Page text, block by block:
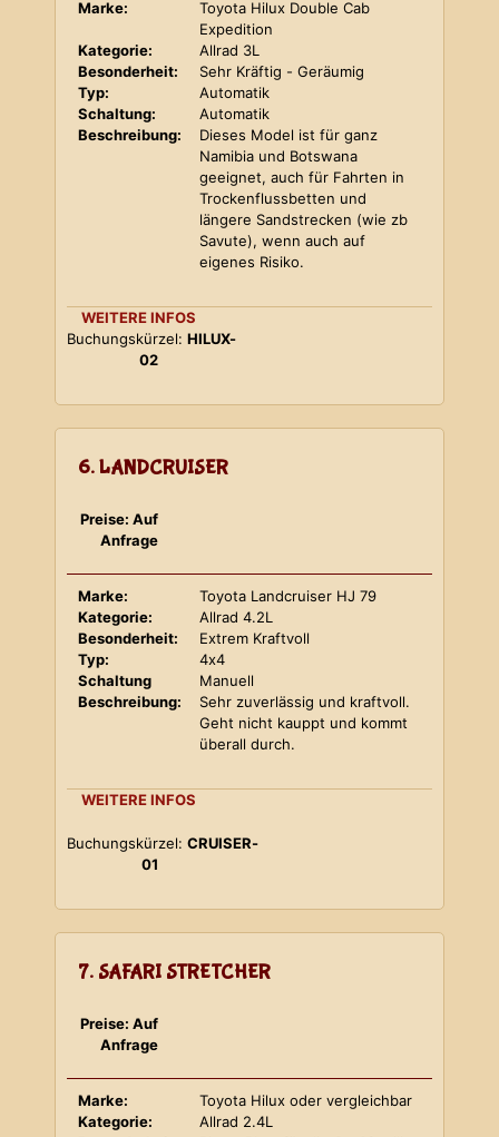
Marke:
Toyota Hilux Double Cab
Expedition
Kategorie:
Allrad 3L
Besonderheit:
Sehr Kräftig - Geräumig
Typ:
Automatik
Schaltung:
Automatik
Beschreibung:
Dieses Model ist für ganz
Namibia und Botswana
geeignet, auch für Fahrten in
Trockenflussbetten und
längere Sandstrecken (wie zb
Savute), wenn auch auf
eigenes Risiko.
WEITERE INFOS
Buchungskürzel: HILUX-
02
6. LANDCRUISER
Preise: Auf
Anfrage
Marke:
Toyota Landcruiser HJ 79
Kategorie:
Allrad 4.2L
Besonderheit:
Extrem Kraftvoll
Typ:
4x4
Schaltung
Manuell
Beschreibung:
Sehr zuverlässig und kraftvoll.
Geht nicht kauppt und kommt
überall durch.
WEITERE INFOS
Buchungskürzel: CRUISER-
01
7. SAFARI STRETCHER
Preise: Auf
Anfrage
Marke:
Toyota Hilux oder vergleichbar
Kategorie:
Allrad 2.4L